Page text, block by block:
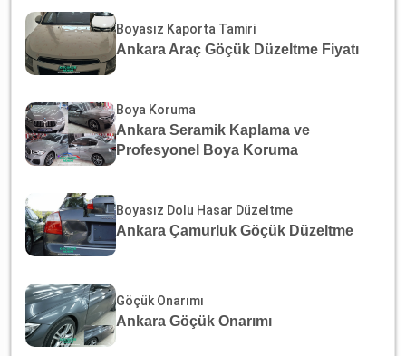
Boyasız Kaporta Tamiri
Ankara Araç Göçük Düzeltme Fiyatı
Boya Koruma
Ankara Seramik Kaplama ve
Profesyonel Boya Koruma
Boyasız Dolu Hasar Düzeltme
Ankara Çamurluk Göçük Düzeltme
Göçük Onarımı
Ankara Göçük Onarımı